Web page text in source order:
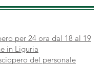
per 24 ora dal 18 al 19
in Liguria
del personale